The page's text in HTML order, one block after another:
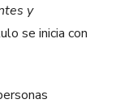
y
se inicia con